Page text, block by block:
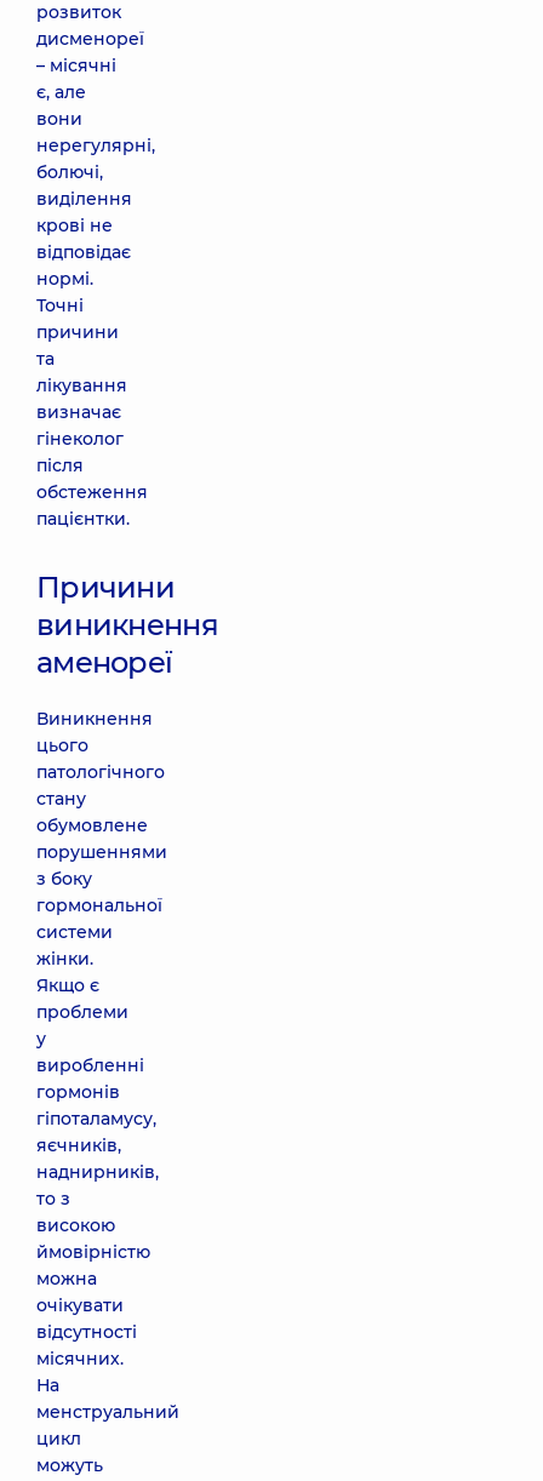
розвиток
дисменореї
– місячні
є, але
вони
нерегулярні,
болючі,
виділення
крові не
відповідає
нормі.
Точні
причини
та
лікування
визначає
гінеколог
після
обстеження
пацієнтки.
Причини
виникнення
аменореї
Виникнення
цього
патологічного
стану
обумовлене
порушеннями
з боку
гормональної
системи
жінки.
Якщо є
проблеми
у
виробленні
гормонів
гіпоталамусу,
яєчників,
наднирників,
то з
високою
ймовірністю
можна
очікувати
відсутності
місячних.
На
менструальний
цикл
можуть